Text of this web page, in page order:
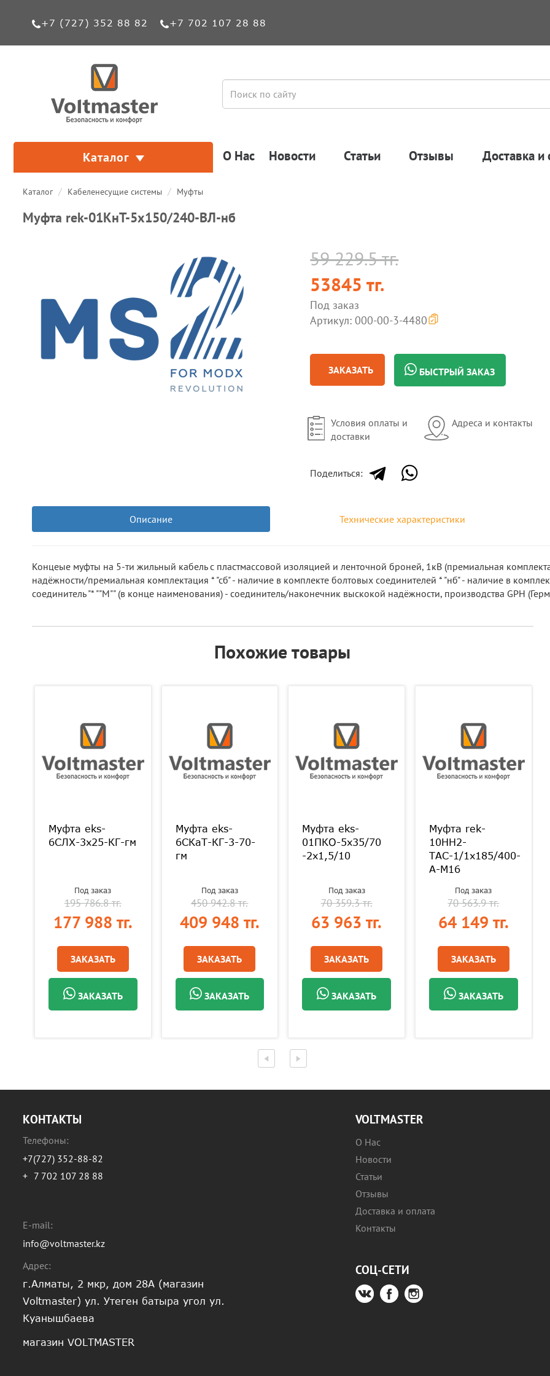
+7 (727) 352 88 82 +7 702 107 28 88
Каталог О Нас Новости Статьи Отзывы Доставка и
Каталог Кабеленесущие системы Муфты
Муфта rek-01КнТ-5х150/240-ВЛ-нб
59 229.5 тг.
53845 тг.
Под заказ
Артикул: 000-00-3-4480
ЗАКАЗАТЬ БЫСТРЫЙ ЗАКАЗ
Условия оплаты и
доставки
Адреса и контакты
Поделиться:
Описание Технические характеристики
Концеые муфты на 5-ти жильный кабель с пластмассовой изоляцией и ленточной броней, 1кВ (премиальная
надёжности/премиальная комплектация * "сб" - наличие в комплекте болтовых соединителей * "нб" - наличие в
соединитель "* ""М"" (в конце наименования) - соединитель/наконечник выскокой надёжности, производства GPH
Похожие товары
Муфта eks-
6СЛХ-3х25-КГ-гм
Под заказ
195 786.8 тг.
177 988 тг.
ЗАКАЗАТЬ
ЗАКАЗАТЬ
Муфта eks-
6СКаТ-КГ-3-70-
гм
Под заказ
450 942.8 тг.
409 948 тг.
ЗАКАЗАТЬ
ЗАКАЗАТЬ
Муфта eks-
01ПКО-5х35/70
-2х1,5/10
Под заказ
70 359.3 тг.
63 963 тг.
ЗАКАЗАТЬ
ЗАКАЗАТЬ
Муфта rek-
10HH2-
ТАС-1/1х185/400-
А-М16
Под заказ
70 563.9 тг.
64 149 тг.
ЗАКАЗАТЬ
ЗАКАЗАТЬ
КОНТАКТЫ
Телефоны:
+7(727) 352-88-82
+ 7 702 107 28 88
E-mail:
info@voltmaster.kz
Адрес:
г.Алматы, 2 мкр, дом 28А (магазин
Voltmaster) ул. Утеген батыра угол ул.
Куанышбаева
магазин VOLTMASTER
VOLTMASTER
О Нас
Новости
Статьи
Отзывы
Доставка и оплата
Контакты
СОЦ-СЕТИ